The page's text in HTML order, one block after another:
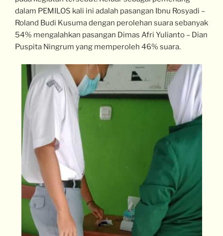
dalam PEMILOS kali ini adalah pasangan Ibnu Rosyadi –
Roland Budi Kusuma dengan perolehan suara sebanyak
54% mengalahkan pasangan Dimas Afri Yulianto – Dian
Puspita Ningrum yang memperoleh 46% suara.